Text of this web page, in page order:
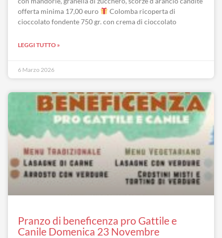
offerta minima 17,00 euro
Colomba ricoperta di
cioccolato fondente 750 gr. con crema di cioccolato
LEGGI TUTTO »
6 Marzo 2026
Pranzo di beneficenza pro Gattile e
Canile Domenica 23 Novembre